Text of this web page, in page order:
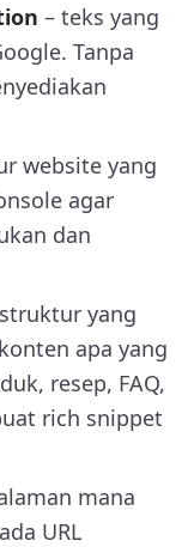
– teks yang
Tanpa
website yang
agar
dan
yang
apa yang
resep, FAQ,
rich snippet
mana
URL